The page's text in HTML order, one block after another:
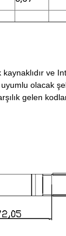
kaynaklıdır
olacak
gelen